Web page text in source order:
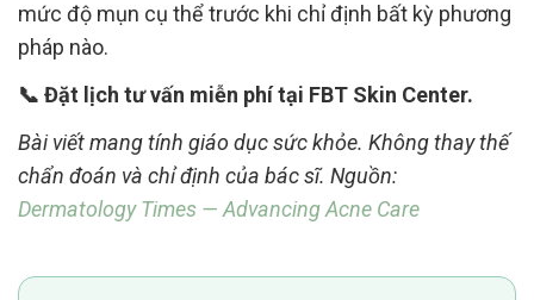
mức độ mụn cụ thể trước khi chỉ định bất kỳ phương
pháp nào.
📞 Đặt lịch tư vấn miễn phí tại FBT Skin Center.
Bài viết mang tính giáo dục sức khỏe. Không thay thế
chẩn đoán và chỉ định của bác sĩ. Nguồn:
Dermatology Times — Advancing Acne Care